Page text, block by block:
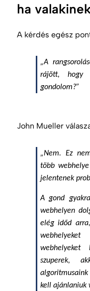
ha
A kérdés egész
„A
rájött, hogy
gondolom?”
John Mueller
„Nem. Ez
több
jelentenek
A gond
webhelyen
elég időd
szuperek,
kell ajánlaniuk